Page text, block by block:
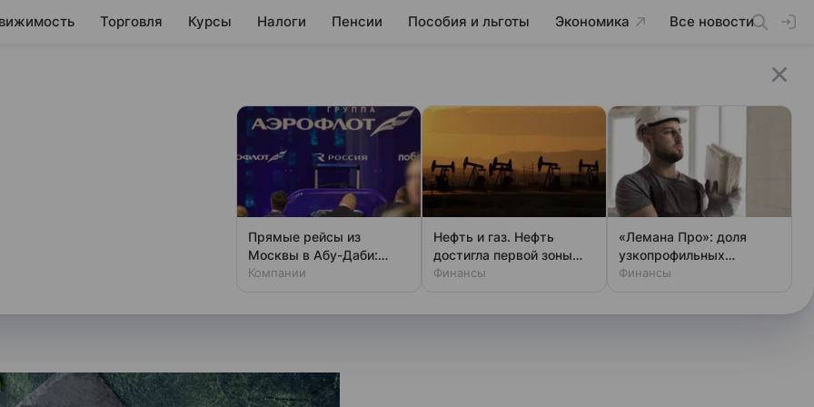
Торговля Курсы Налоги Пенсии Пособия и льготы Экономика Все новости
смириться с
в сетевых
магазинах до 600−700
Прямые рейсы из
Москвы в Абу-Даби:
«Аэрофлот» раскрыл
Компании
Нефть и газ. Нефть
достигла первой зоны
отскока
Финансы
«Лемана Про»: доля
узкопрофильных
мастеров по ремонту
Финансы